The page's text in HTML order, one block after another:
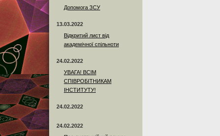
Допомога ЗСУ
13.03.2022
Відкритий лист від
академічної спільноти
24.02.2022
УВАГА! ВСІМ
СПІВРОБІТНИКАМ
ІНСТИТУТУ!
24.02.2022
24.02.2022